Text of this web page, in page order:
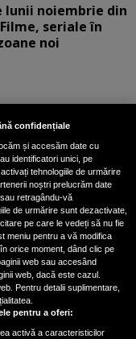
lunii noiembrie din
seriale în
noi
fost bătut măr de
de kickboxing
actor...
de artă la
o călătorie
capodopere ale
confidențiale
și accesăm date cu
identificatori unici, pe
tehnologiile de urmărire
noștri prelucrăm date
retragându-vă
de urmărire sunt dezactivate,
pe care le vedeți să nu fie
meniu pentru a vă modifica
orice moment, dând clic pe
web sau accesând
web, dacă este cazul.
Pentru detalii suplimentare,
pentru a oferi:
activă a caracteristicilor